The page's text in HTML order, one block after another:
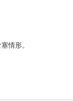
情形。